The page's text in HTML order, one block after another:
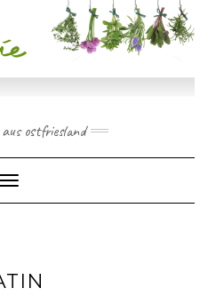
ostfriesland
Toggle Navigation